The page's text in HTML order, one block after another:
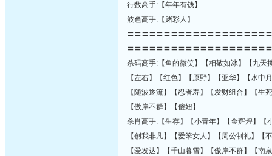
行数高手:【年年有钱】
波色高手:【赌彩人】
〓〓〓〓〓〓〓〓〓〓〓〓〓〓〓〓〓〓〓
〓〓〓〓〓〓〓〓〓〓〓〓〓〓〓〓〓〓〓
杀码高手:【鱼的微笑】【相敬如冰】【九天
【左右】【红色】【原野】【亚华】【水
【随波逐流】【忍者寿】【发财组合】【
【傲岸不群】【傻妞】
杀肖高手:【生存】【小青年】【金辉煌】【
【创我非凡】【爱笨女人】【周公制礼】
【爱发达】【千山暮雪】【傲岸不群】【